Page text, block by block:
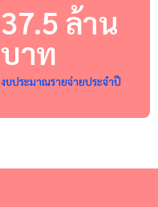
37.5 ล้าน
บาท
งบประมาณรายจ่ายประจำปี